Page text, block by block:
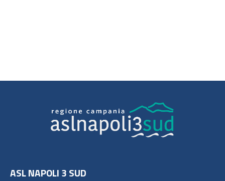
ASL NAPOLI 3 SUD